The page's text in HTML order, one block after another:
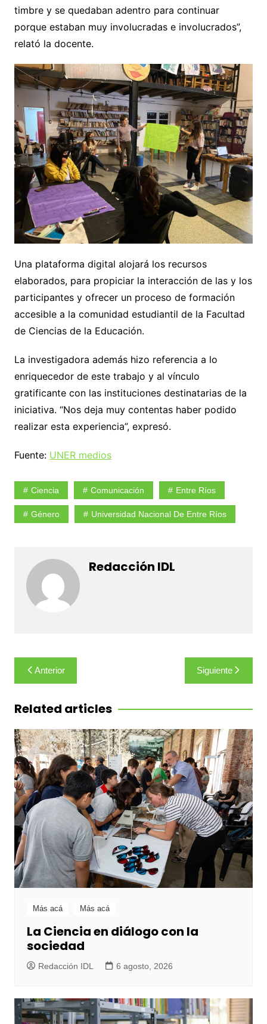
timbre y se quedaban adentro para continuar
porque estaban muy involucradas e involucrados”,
relató la docente.
Una plataforma digital alojará los recursos
elaborados, para propiciar la interacción de las y los
participantes y ofrecer un proceso de formación
accesible a la comunidad estudiantil de la Facultad
de Ciencias de la Educación.
La investigadora además hizo referencia a lo
enriquecedor de este trabajo y al vínculo
gratificante con las instituciones destinatarias de la
iniciativa. “Nos deja muy contentas haber podido
realizar esta experiencia”, expresó.
Fuente: UNER medios
Ciencia Comunicación Entre Ríos
Género Universidad Nacional De Entre Ríos
Redacción IDL
Navegación
de
entradas
Anterior Siguiente
Related articles
Más acá Más acá
La Ciencia en diálogo con la
sociedad
Redacción IDL 6 agosto, 2026